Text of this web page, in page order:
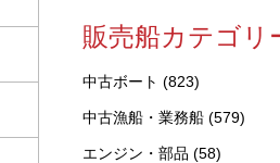
販売船カテゴリ
中古ボート (823)
中古漁船・業務船 (579)
エンジン・部品 (58)